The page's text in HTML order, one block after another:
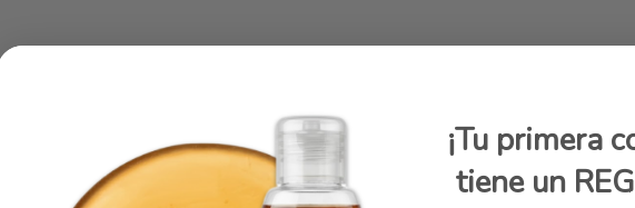
¡Tu primera
tiene un